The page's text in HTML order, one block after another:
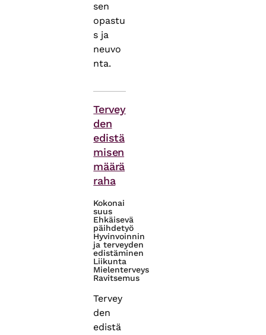
sen
opastu
s ja
neuvo
nta.
Tervey
den
edistä
misen
määrä
raha
Kokonai
suus
Ehkäisevä
päihdetyö
Hyvinvoinnin
ja terveyden
edistäminen
Liikunta
Mielenterveys
Ravitsemus
Tervey
den
edistä